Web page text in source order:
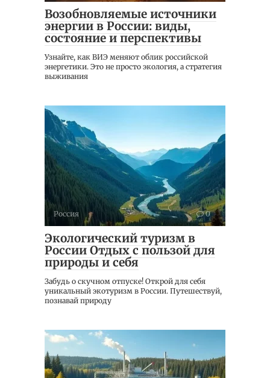
Возобновляемые источники
энергии в России: виды,
состояние и перспективы
Узнайте, как ВИЭ меняют облик российской
энергетики. Это не просто экология, а стратегия
выживания
Россия 0
Экологический туризм в
России Отдых с пользой для
природы и себя
Забудь о скучном отпуске! Открой для себя
уникальный экотуризм в России. Путешествуй,
познавай природу